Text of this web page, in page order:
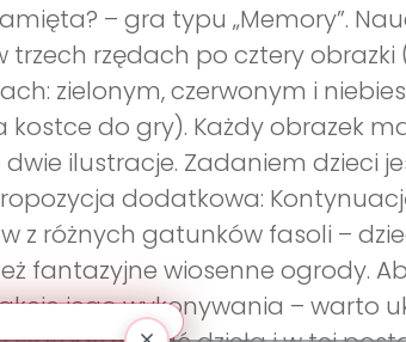
– gra typu „Memory”.
rzędach po cztery obrazki
zielonym, czerwonym i
kostce do gry). Każdy obrazek
ilustracje. Zadaniem dzieci
dodatkowa:
z różnych gatunków fasoli –
fantazyjne wiosenne ogrody.
jego wykonywania – warto